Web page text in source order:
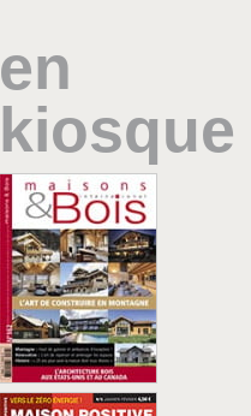
en
kiosque